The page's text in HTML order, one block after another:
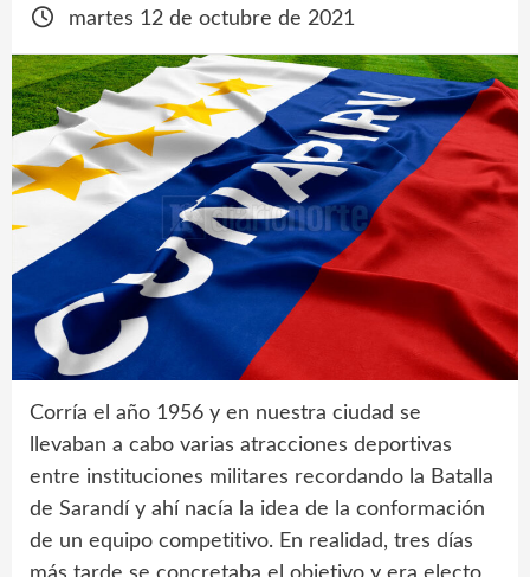
martes 12 de octubre de 2021
Corría el año 1956 y en nuestra ciudad se
llevaban a cabo varias atracciones deportivas
entre instituciones militares recordando la Batalla
de Sarandí y ahí nacía la idea de la conformación
de un equipo competitivo. En realidad, tres días